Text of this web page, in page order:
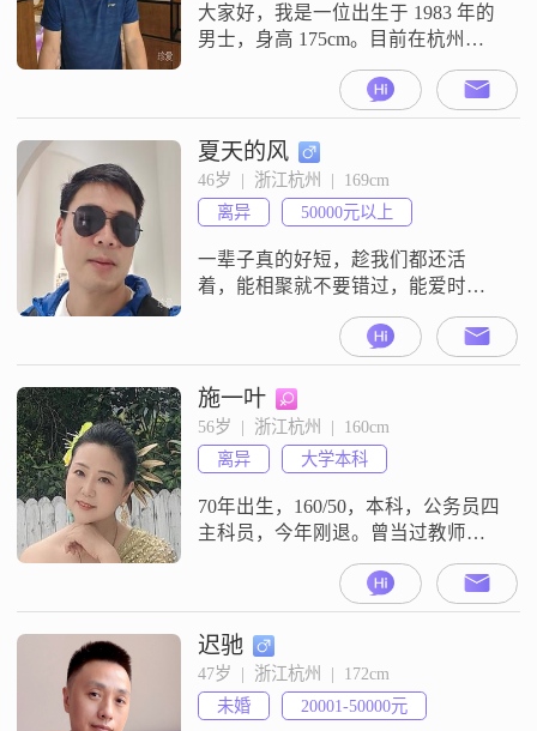
大家好，我是一位出生于 1983 年的
男士，身高 175cm。目前在杭州工
作，月收入在 8000 - 12000 元之间，
学历是大学本科。我这个人嘛，性
格稳重可靠，责任感特别强。在生
活中，我成熟稳重，真诚待人，始
终把家庭放在首位，努力去平衡工
作与生活。平时我喜欢跑步，这项
运动让我更有毅力和活力。说到做
饭，我也挺拿手的，
夏天的风
46岁  |  浙江杭州  |  169cm
离异
50000元以上
一辈子真的好短，趁我们都还活
着，能相聚就不要错过，能爱时就
认真地爱，能拥抱时就拥入怀，能
牵手时就不放开，能玩的时候玩，
能吃的时候吃。我希望我能像夏天
的风一样，拂平你内心的皱折，让
你人生开始舒展！
施一叶
56岁  |  浙江杭州  |  160cm
离异
大学本科
70年出生，160/50，本科，公务员四
主科员，今年刚退。曾当过教师、
会计，持有经济师证、教师证、会
计证、驾驶证、心理咨询师证、美
容师证、评茶员证等，学过音乐舞
蹈美术，生活简单，遵循规则，对
美有鉴赏力，爱好不多，社交极
少，个性温婉恬静。前半生倾尽所
有最后只是自己一个人坚守的岁月
迟驰
47岁  |  浙江杭州  |  172cm
未婚
20001-50000元